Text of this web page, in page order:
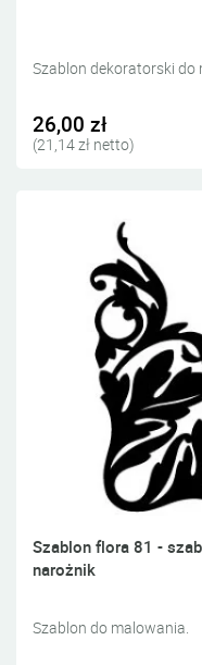
Szablon dekoratorski do
26,00 zł
(21,14 zł netto)
Szablon flora 81 -
narożnik
Szablon do malowania.